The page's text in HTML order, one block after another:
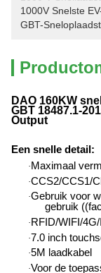
1000V Snelste
GBT-
DAO 160KW
GBT 18487.1-
Output
Een snelle detail :
· Maximaal
·CCS2/CCS1/
·Gebruik voor
gebruik
· RFID/WIFI/
·7.0 inch
·5M laadkabel
·Voor de